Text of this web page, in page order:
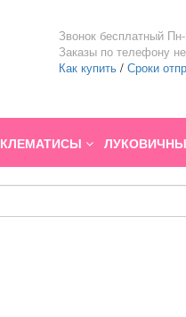
Звонок бесплатный
Заказы по телефону
Как купить / Сроки
КЛЕМАТИСЫ